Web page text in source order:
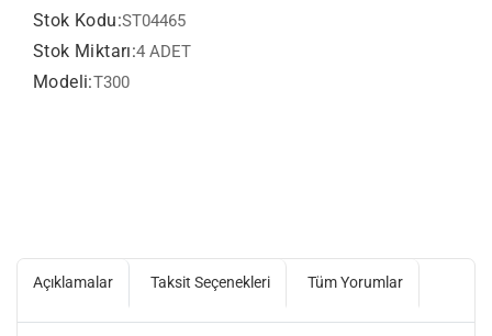
Stok Kodu:ST04465
Stok Miktarı:4 ADET
Modeli:T300
Açıklamalar Taksit Seçenekleri Tüm Yorumlar